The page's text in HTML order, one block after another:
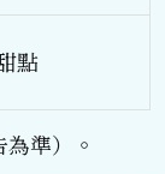
點
準）。